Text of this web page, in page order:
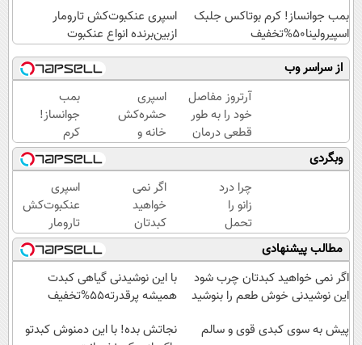
بمب جوانساز! کرم بوتاکس جلبک
اسپیرولینا50%تخفیف
اسپری عنکبوت‌‌کش تارومار
ازبین‌برنده انواع عنکبوت
از سراسر وب
آرتروز مفاصل
خود را به طور
قطعی درمان
کنید!
◗پرسش‌نامه◖
اسپری
حشره‌کش
خانه و
گیاهان
خانگی،
نابودکننده
انواع
حشرات
خانگی و
آفات
بمب
جوانساز!
کرم
بوتاکس
جلبک
اسپیرولینا50%تخفیف
وبگردی
چرا درد
زانو را
تحمل
می‌کنی؟
خیلی
ساده
درمنزل
کن
اگر نمی
خواهید
کبدتان
چرب
شود این
نوشیدنی
خوش
بنوشید
اسپری
عنکبوت‌‌کش
تارومار
ازبین‌برنده
انواع
عنکبوت
مطالب پیشنهادی
اگر نمی خواهید کبدتان چرب شود
این نوشیدنی خوش طعم را بنوشید
با این نوشیدنی گیاهی کبدت
همیشه پرقدرته55%تخفیف
پیش به سوی کبدی قوی و سالم
نجاتش بده! با این دمنوش کبدتو